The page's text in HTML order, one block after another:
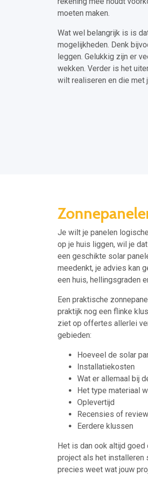
moeten maken.
Wat wel belangrijk is is
mogelijkheden. Denk
leggen. Gelukkig zijn er
wekken. Verder is het
wilt realiseren en die met
Je wilt je panelen
op je huis liggen, wil je
een geschikte solar
meedenkt, je advies kan
een huis, hellingsgraden
Een praktische
praktijk nog een flinke
ziet op offertes allerlei
gebieden:
Hoeveel de solar
Installatiekosten
Wat er allemaal bij
Het type materiaal
Oplevertijd
Recensies of
Eerdere klussen
Het is dan ook altijd
project als het installeren
precies weet wat jouw